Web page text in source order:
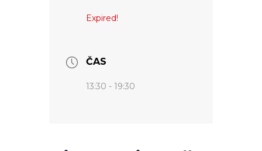
Expired!
ČAS
13:30 - 19:30